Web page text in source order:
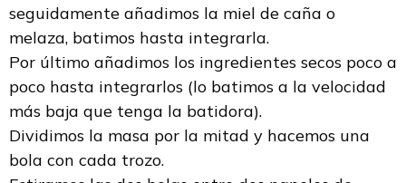
seguidamente añadimos la miel de caña o
melaza, batimos hasta integrarla.
Por último añadimos los ingredientes secos poco a
poco hasta integrarlos (lo batimos a la velocidad
más baja que tenga la batidora).
Dividimos la masa por la mitad y hacemos una
bola con cada trozo.